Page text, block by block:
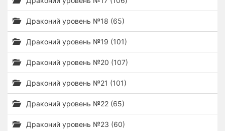
Драконий уровень №18 (65)
Драконий уровень №19 (101)
Драконий уровень №20 (107)
Драконий уровень №21 (101)
Драконий уровень №22 (65)
Драконий уровень №23 (60)